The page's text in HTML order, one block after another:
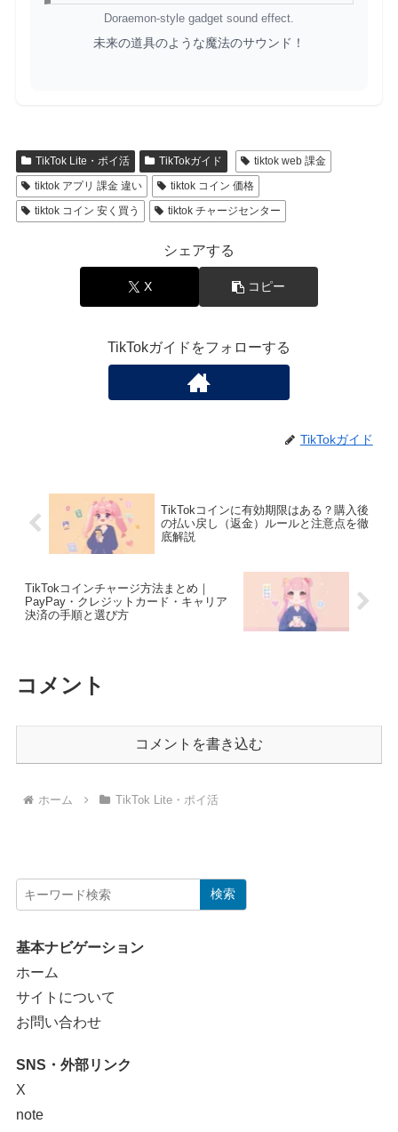
Doraemon-style gadget sound effect.
未来の道具のような魔法のサウンド！
TikTok Lite・ポイ活 TikTokガイド
tiktok web 課金
tiktok アプリ 課金 違い
tiktok コイン 価格
tiktok コイン 安く買う
tiktok チャージセンター
シェアする
X コピー
TikTokガイドをフォローする
TikTokガイド
TikTokコインに有効期限はある？購入後
の払い戻し（返金）ルールと注意点を徹
底解説
TikTokコインチャージ方法まとめ｜
PayPay・クレジットカード・キャリア
決済の手順と選び方
コメント
コメントを書き込む
ホーム TikTok Lite・ポイ活
検索
基本ナビゲーション
ホーム
サイトについて
お問い合わせ
SNS・外部リンク
X
note